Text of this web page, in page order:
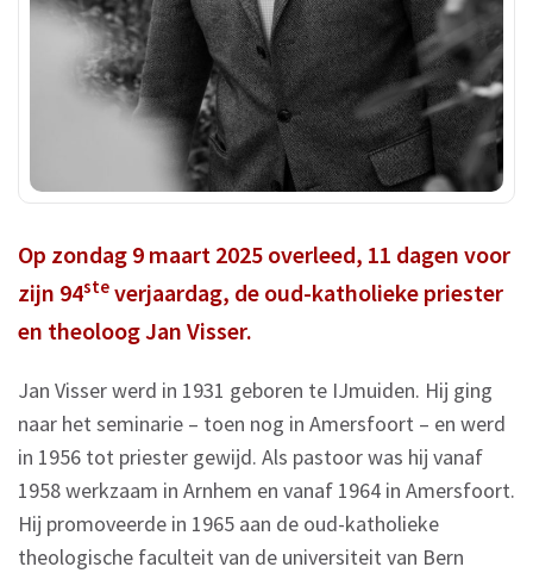
Op zondag 9 maart 2025 overleed, 11 dagen voor
zijn 94ste verjaardag, de oud-katholieke priester
en theoloog Jan Visser.
Jan Visser werd in 1931 geboren te IJmuiden. Hij ging
naar het seminarie – toen nog in Amersfoort – en werd
in 1956 tot priester gewijd. Als pastoor was hij vanaf
1958 werkzaam in Arnhem en vanaf 1964 in Amersfoort.
Hij promoveerde in 1965 aan de oud-katholieke
theologische faculteit van de universiteit van Bern